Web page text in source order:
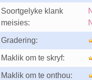
Soortgelyke klank
meisies:
Gradering:
Maklik om te skryf:
Maklik om te onthou: